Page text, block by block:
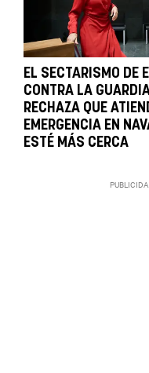
EL SECTARISMO DE
CONTRA LA
RECHAZA QUE
EMERGENCIA EN
ESTÉ MÁS CERCA